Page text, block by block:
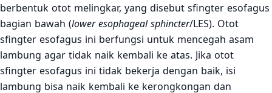
berbentuk otot melingkar, yang disebut sfingter esofagus
bagian bawah (lower esophageal sphincter/LES). Otot
sfingter esofagus ini berfungsi untuk mencegah asam
lambung agar tidak naik kembali ke atas. Jika otot
sfingter esofagus ini tidak bekerja dengan baik, isi
lambung bisa naik kembali ke kerongkongan dan